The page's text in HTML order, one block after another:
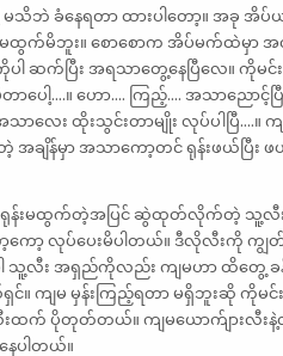
မသိဘဲ ခံနေရတာ ထားပါတော့။ အခု အိ
မထွက်မိဘူး။ စောစောက အိပ်မက်ထဲမှာ
ါ ဆက်ပြီး အရသာတွေ့နေပြီလေ။ ကိုမ
….။ ဟော…. ကြည့်…. အသာညောင့်ပြီ
း ထိုးသွင်းတာမျိုး လုပ်ပါပြီ….။ က
န်မှာ အသာကော့တင် ရုန်းဖယ်ပြီး ဖ
ြီး ရုန်းမထွက်တဲ့အပြင် ဆွဲထုတ်လိုက်တဲ့ သူ့
ကော့ လုပ်ပေးမိပါတယ်။ ဒီလိုလီးကို
သူ့လီး အရှည်ကိုလည်း ကျမဟာ ထိတွေ့ ခ
။ ကျမ မှန်းကြည့်ရတာ မရှိဘူးဆို ကိုမ
က် ပိုတုတ်တယ်။ ကျမယောက်ျားလီးနဲ့လိုး
ေပါတယ်။